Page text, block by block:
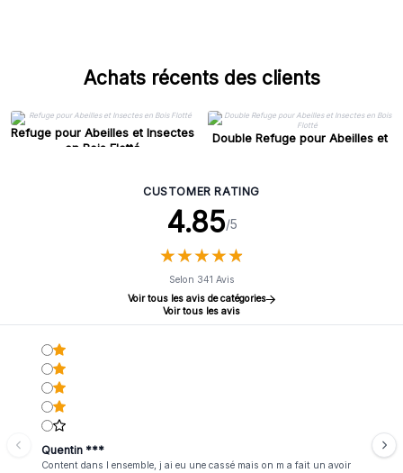
Achats récents des clients
Refuge pour Abeilles et Insectes
en Bois Flotté
Double Refuge pour Abeilles et
CUSTOMER RATING
4.85/5
★★★★★
★★★★★
Selon 341 Avis
Voir tous les avis de catégories
Voir tous les avis
Quentin ***
Content dans l ensemble, j ai eu une cassé mais on m a fait un avoir